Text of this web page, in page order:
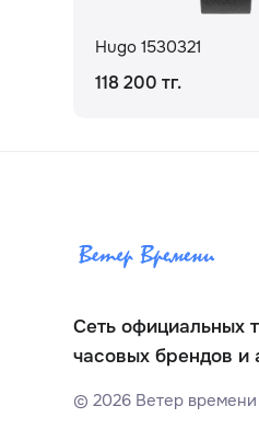
Hugo 1530321
118 200 тг.
Сеть официальных
часовых брендов и
©2026 Ветер времени